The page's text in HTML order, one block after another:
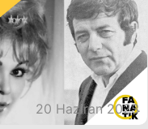
20 Haziran 2023